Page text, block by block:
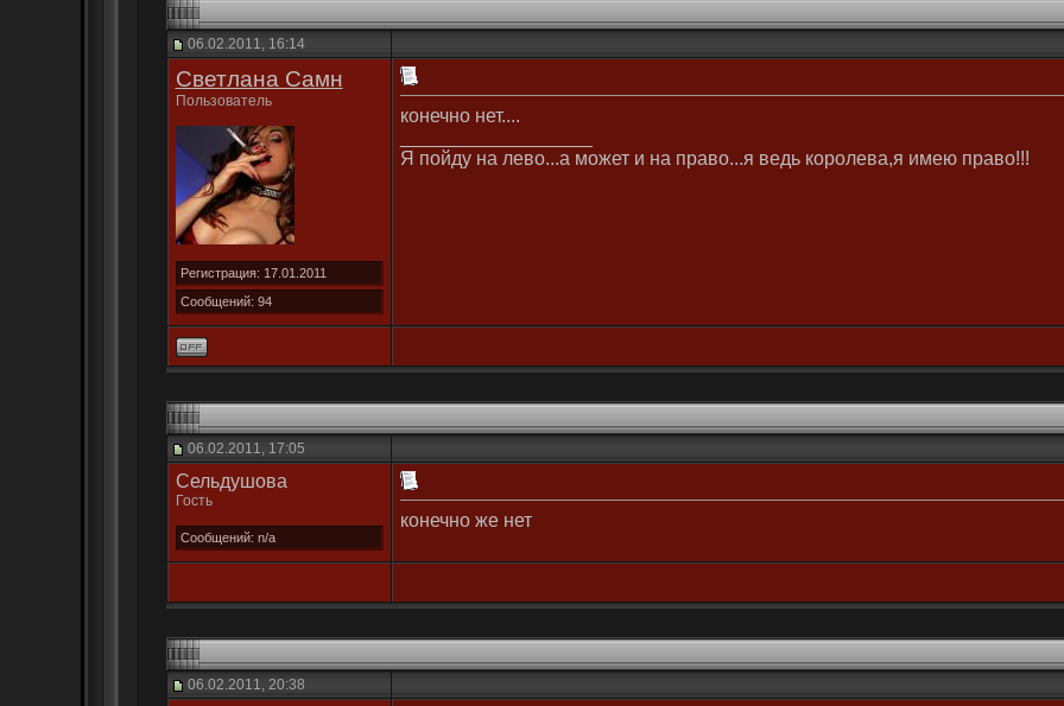
06.02.2011, 16:14
Светлана Самн
Пользователь
Регистрация: 17.01.2011
Сообщений: 94
конечно нет....
Я пойду на лево...а может и на право...я ведь королева,я имею право!!!
06.02.2011, 17:05
Сельдушова
Гость
Сообщений: n/a
конечно же нет
06.02.2011, 20:38